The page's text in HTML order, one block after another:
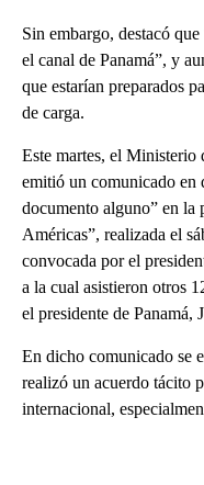
Sin embargo, destacó
el canal de Panamá”, y
que estarían preparados
de carga.
Este martes, el Ministerio
emitió un comunicado en
documento alguno” en la
Américas”, realizada el
convocada por el
a la cual asistieron otros
el presidente de Panamá,
En dicho comunicado se
realizó un acuerdo tácito
internacional,